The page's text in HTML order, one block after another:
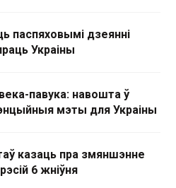
паспяховымі дзеянні
Украіны
павука: навошта ў
мэты для Украіны
казаць пра змяншэнне
6 жніўня